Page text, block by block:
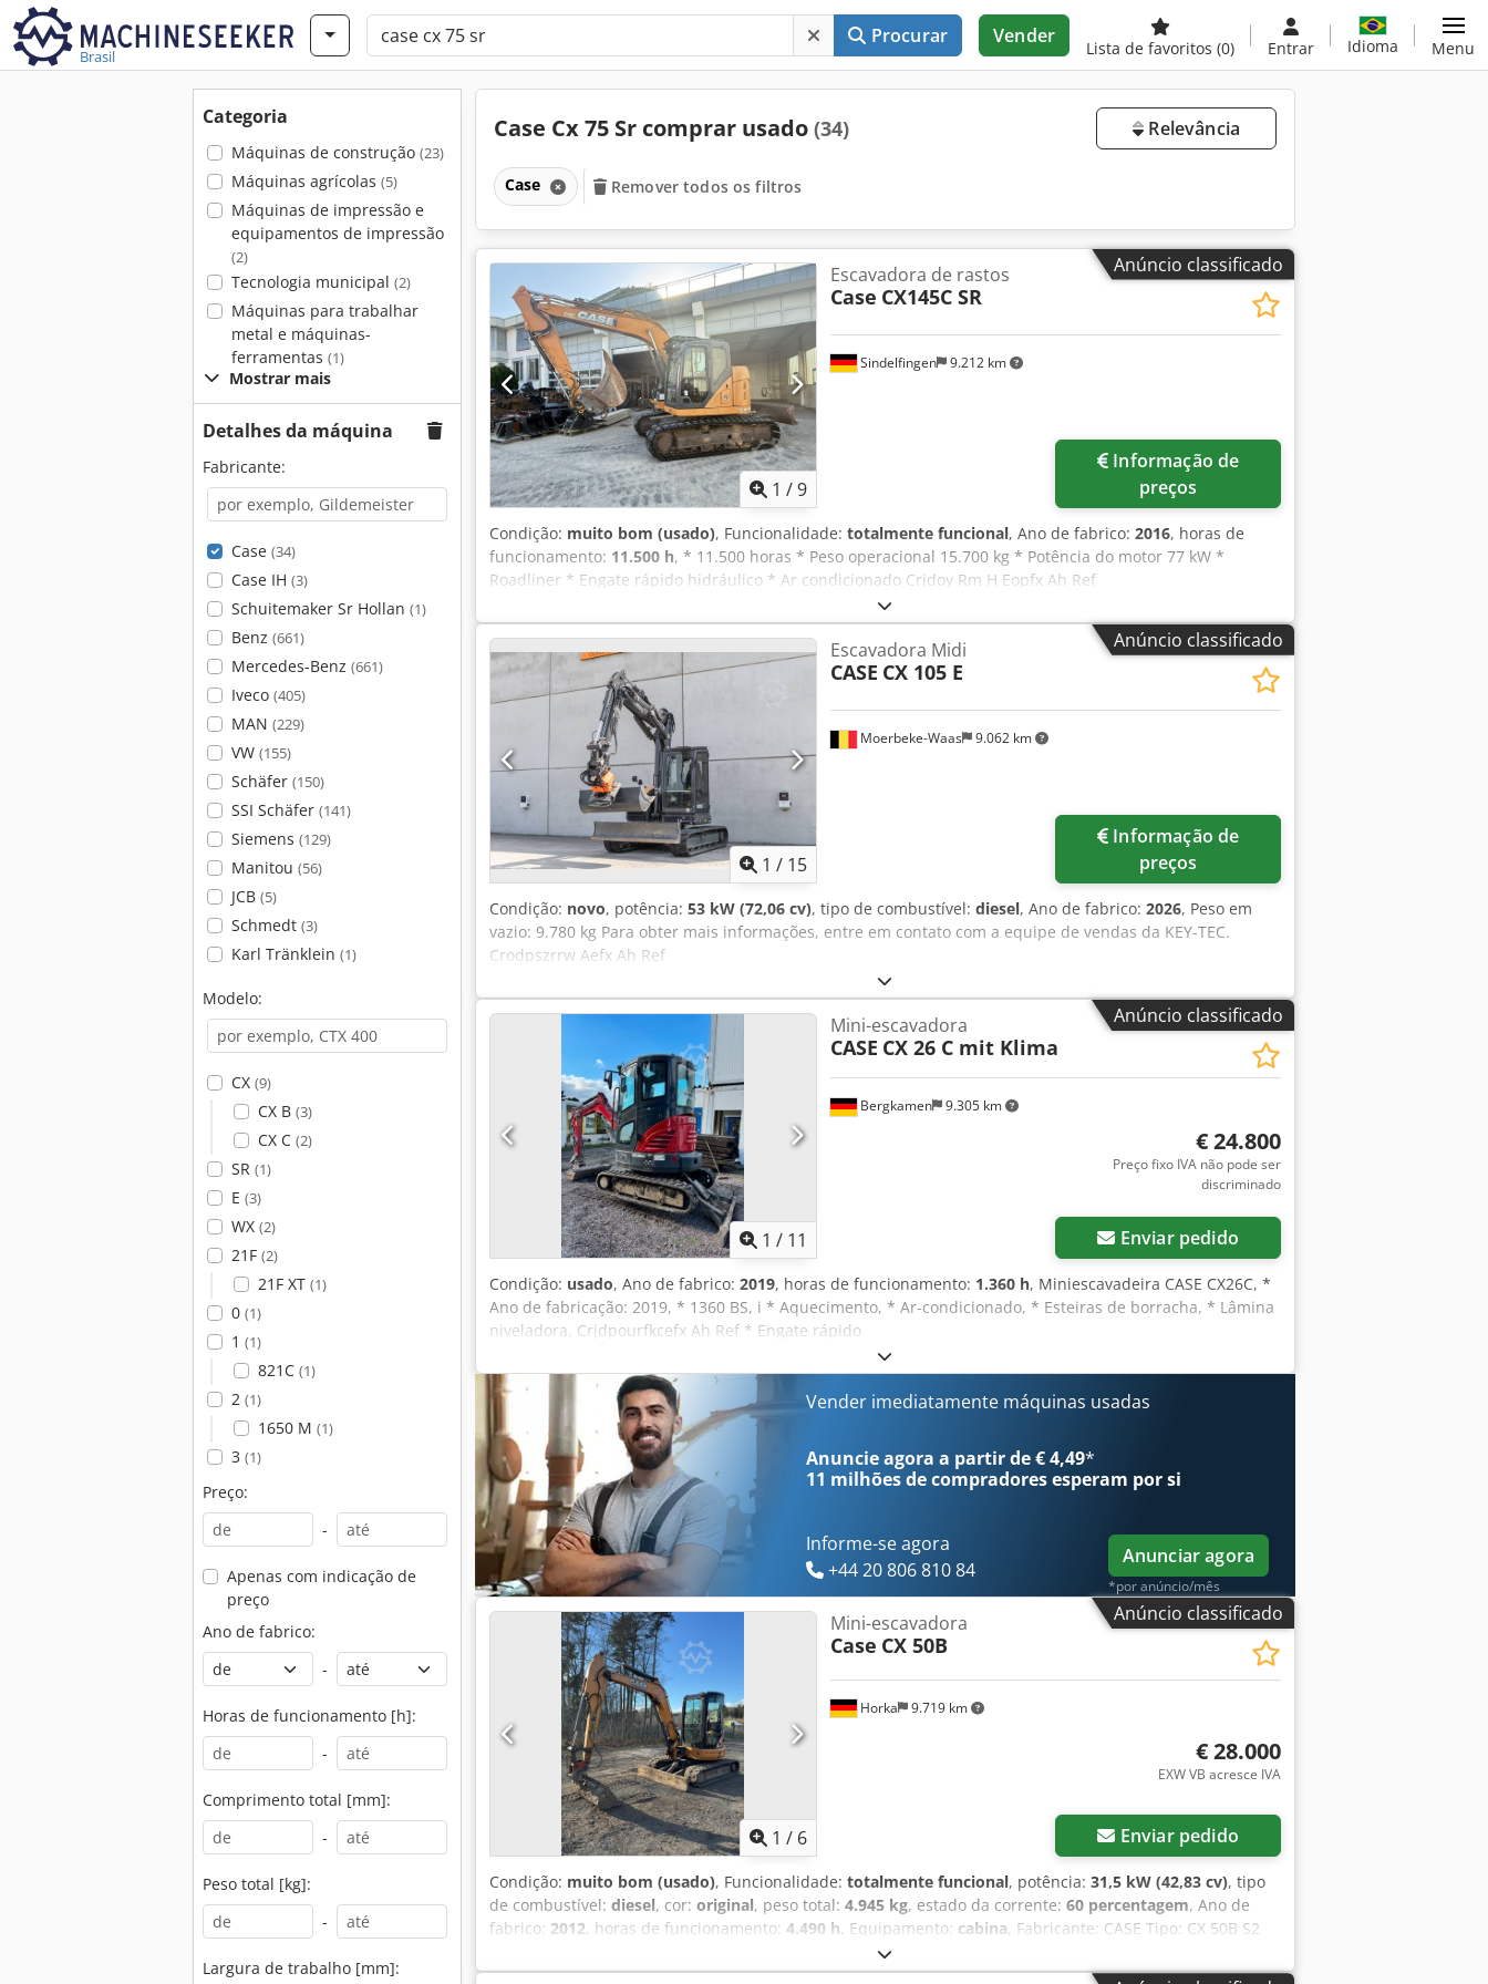
Brasil
Procurar Vender
Lista de favoritos (0) Entrar Idioma Menu
Categoria
Máquinas de construção (23)
Máquinas agrícolas (5)
Máquinas de impressão e
equipamentos de impressão
(2)
Tecnologia municipal (2)
Máquinas para trabalhar
metal e máquinas-
ferramentas (1)
Mostrar mais
Detalhes da máquina
Fabricante:
Case (34)
Case IH (3)
Schuitemaker Sr Hollan (1)
Benz (661)
Mercedes-Benz (661)
Iveco (405)
MAN (229)
VW (155)
Schäfer (150)
SSI Schäfer (141)
Siemens (129)
Manitou (56)
JCB (5)
Schmedt (3)
Karl Tränklein (1)
Modelo:
CX (9)
CX B (3)
CX C (2)
SR (1)
E (3)
WX (2)
21F (2)
21F XT (1)
0 (1)
1 (1)
821C (1)
2 (1)
1650 M (1)
3 (1)
Preço:
-
Apenas com indicação de
preço
Ano de fabrico:
-
Horas de funcionamento [h]:
-
Comprimento total [mm]:
-
Peso total [kg]:
-
Largura de trabalho [mm]:
Case Cx 75 Sr comprar usado (34) Relevância
Case Remover todos os filtros
Anúncio classificado
1 /9
Sindelfingen 9.212 km
Escavadora de rastos
Case CX145C SR
preços
Condição: muito bom (usado), Funcionalidade: totalmente funcional, Ano de fabrico: 2016, horas de
funcionamento: 11.500 h, * 11.500 horas * Peso operacional 15.700 kg * Potência do motor 77 kW *
Roadliner * Engate rápido hidráulico * Ar condicionado Crjdoy Rm H Eopfx Ah Ref
Anúncio classificado
1 / 15
Moerbeke-Waas 9.062 km
Escavadora Midi
CASE CX 105 E
preços
Condição: novo, potência: 53 kW (72,06 cv), tipo de combustível: diesel, Ano de fabrico: 2026, Peso em
vazio: 9.780 kg Para obter mais informações, entre em contato com a equipe de vendas da KEY-TEC.
Crodpszrrw Aefx Ah Ref
Anúncio classificado
1 / 11
Bergkamen 9.305 km
Mini-escavadora
CASE CX 26 C mit Klima
€ 24.800
Preço fixo IVA não pode ser
discriminado
Enviar pedido
Condição: usado, Ano de fabrico: 2019, horas de funcionamento: 1.360 h, Miniescavadeira CASE CX26C, *
Ano de fabricação: 2019, * 1360 BS, i * Aquecimento, * Ar-condicionado, * Esteiras de borracha, * Lâmina
niveladora, Crjdpourfkcefx Ah Ref * Engate rápido
Vender imediatamente máquinas usadas
Anuncie agora a partir de € 4,49*
11 milhões de compradoresesperam por si
Informe-se agora
+44 20 806 810 84
Anunciar agora
*por anúncio/mês
Anúncio classificado
1 / 6
Horka 9.719 km
Mini-escavadora
Case CX 50B
€ 28.000
EXW VB acresce IVA
Enviar pedido
Condição: muito bom (usado), Funcionalidade: totalmente funcional, potência: 31,5 kW (42,83 cv), tipo
de combustível: diesel, cor: original, peso total: 4.945 kg, estado da corrente: 60 percentagem, Ano de
fabrico: 2012, horas de funcionamento: 4.490 h, Equipamento: cabina, Fabricante: CASE Tipo: CX 50B S2
Ano de fabrico: 2012 Horas: 4490 Cjdpey H H Arjfx Ah Rsrf Peso: 4945 kg Motor: Yanmar 4TNV88-XYB
Potência: 31,5 kW Chassis: Esteiras de borracha de 400 mm Equipamento: engate rápido, posse de concha